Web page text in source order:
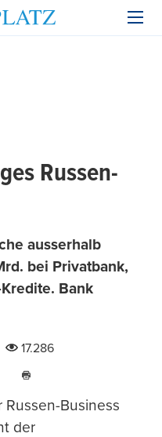
Russen-
ausserhalb
bei Privatbank,
Bank
17.286
LinkedIn
druckenBusiness
der